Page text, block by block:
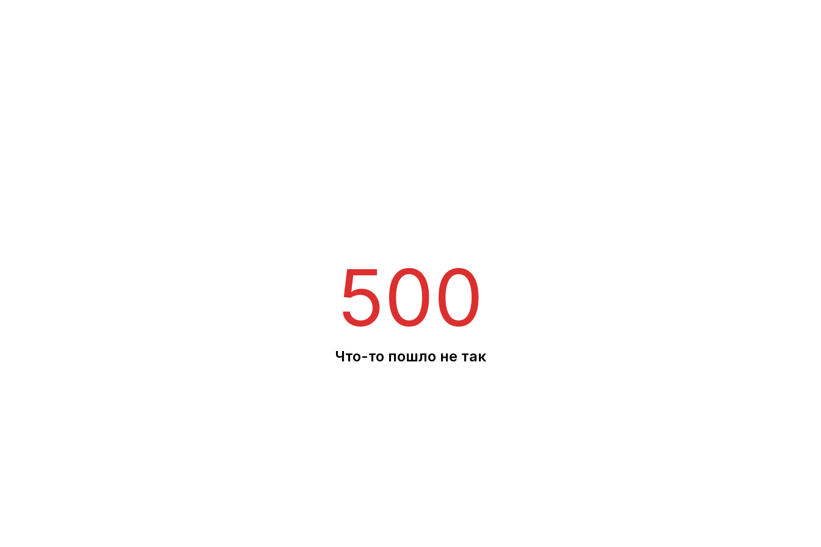
500
Что-то пошло не так